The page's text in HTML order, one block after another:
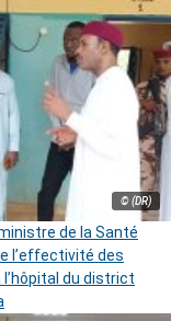
© (DR)
de la Santé
l’effectivité des
du district